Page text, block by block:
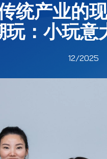
统产业的
玩：小玩意
12/2025